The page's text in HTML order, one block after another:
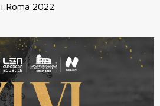
Roma 2022.